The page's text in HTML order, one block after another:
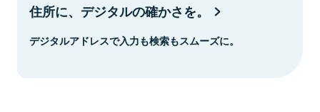
住所に、デジタルの確かさを。
デジタルアドレスで入力も検索もスムーズに。